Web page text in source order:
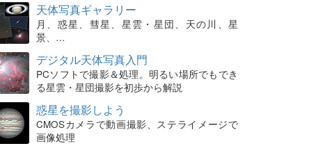
天体写真ギャラリー
月、惑星、彗星、星雲・星団、天の川、星
景、…
デジタル天体写真入門
PCソフトで撮影＆処理。明るい場所でもでき
る星雲・星団撮影を初歩から解説
惑星を撮影しよう
CMOSカメラで動画撮影、ステライメージで
画像処理